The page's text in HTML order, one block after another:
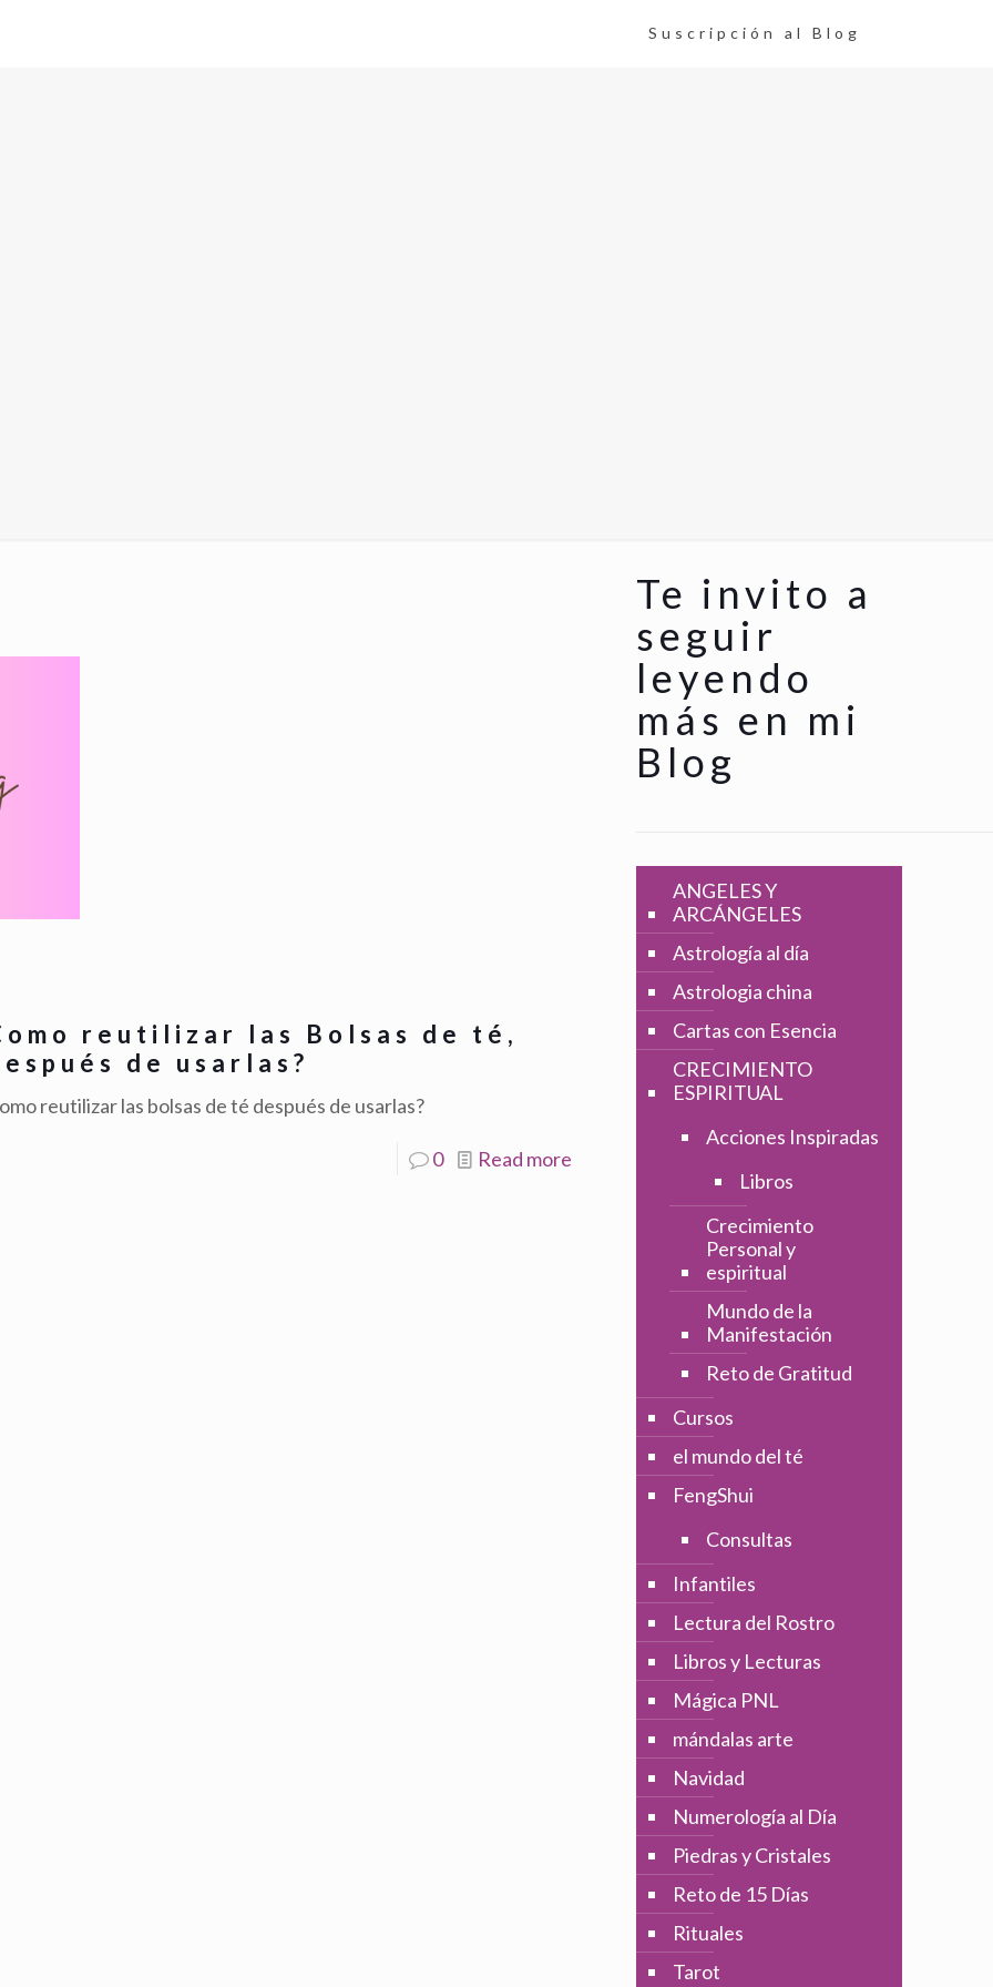
Suscripción al Blog
reutilizar las Bolsas de té,
de usarlas?
reutilizar las bolsas de té después de usarlas?
0 Read more
Te invito a
seguir
leyendo
más en mi
Blog
ANGELES Y
ARCÁNGELES
Astrología al día
Astrologia china
Cartas con Esencia
CRECIMIENTO
ESPIRITUAL
Acciones Inspiradas
Libros
Crecimiento
Personal y
espiritual
Mundo de la
Manifestación
Reto de Gratitud
Cursos
el mundo del té
FengShui
Consultas
Infantiles
Lectura del Rostro
Libros y Lecturas
Mágica PNL
mándalas arte
Navidad
Numerología al Día
Piedras y Cristales
Reto de 15 Días
Rituales
Tarot